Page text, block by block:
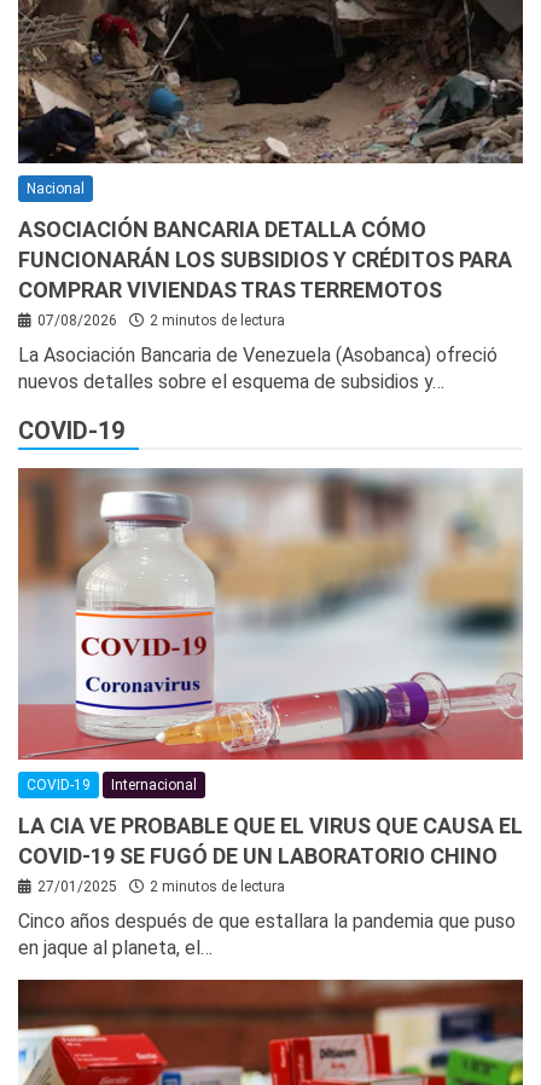
Nacional
ASOCIACIÓN BANCARIA DETALLA CÓMO
FUNCIONARÁN LOS SUBSIDIOS Y CRÉDITOS PARA
COMPRAR VIVIENDAS TRAS TERREMOTOS
07/08/2026 2 minutos de lectura
La Asociación Bancaria de Venezuela (Asobanca) ofreció
nuevos detalles sobre el esquema de subsidios y…
COVID-19
COVID-19 Internacional
LA CIA VE PROBABLE QUE EL VIRUS QUE CAUSA EL
COVID-19 SE FUGÓ DE UN LABORATORIO CHINO
27/01/2025 2 minutos de lectura
Cinco años después de que estallara la pandemia que puso
en jaque al planeta, el…